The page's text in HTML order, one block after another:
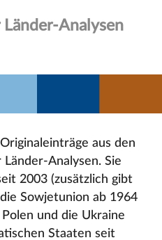
Analysen
aus den
Analysen. Sie
2003 (zusätzlich gibt
Sowjetunion ab 1964
Polen und die Ukraine
Staaten seit